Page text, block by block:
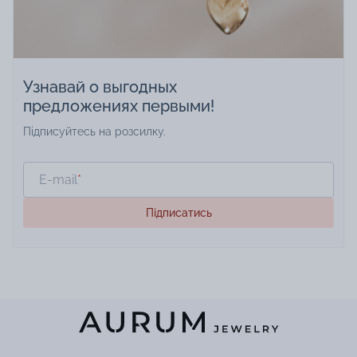
Узнавай о выгодных
предложениях первыми!
Підписуйтесь на розсилку.
E-mail*
Підписатись